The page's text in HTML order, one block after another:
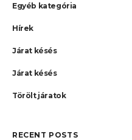
Egyéb kategória
Hírek
Járat késés
Járat késés
Törölt járatok
RECENT POSTS